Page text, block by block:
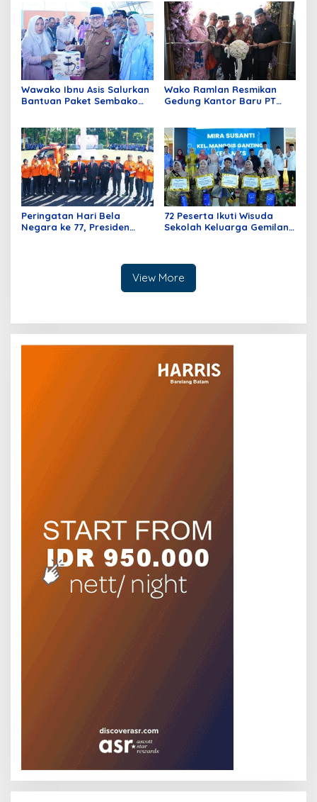
Wawako Ibnu Asis Salurkan
Bantuan Paket Sembako
Wako Ramlan Resmikan
Gedung Kantor Baru PT
Peringatan Hari Bela
Negara ke 77, Presiden
72 Peserta Ikuti Wisuda
Sekolah Keluarga Gemilang
View More